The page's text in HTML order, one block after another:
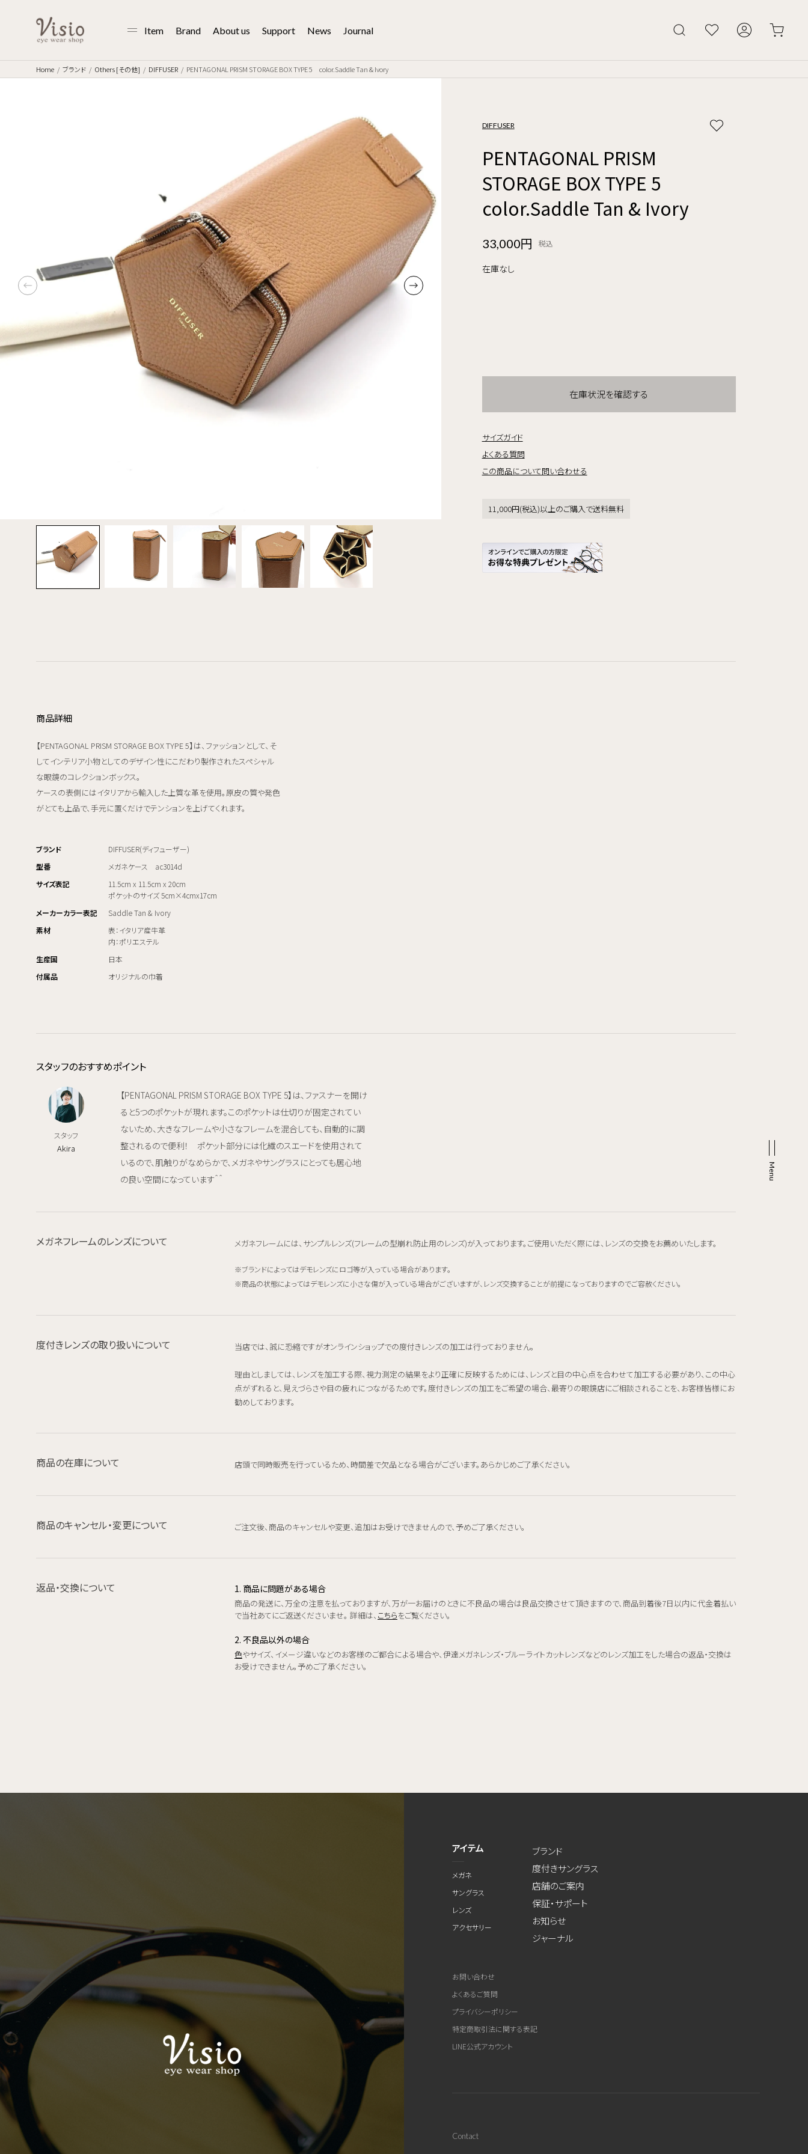
Item Brand About us Support News Journal
Home ブランド Others [その他] DIFFUSER PENTAGONAL PRISM STORAGE BOX TYPE 5 color.Saddle Tan & Ivory
DIFFUSER
PENTAGONAL PRISM
STORAGE BOX TYPE 5
color.Saddle Tan & Ivory
33,000円 税込
在庫なし
在庫状況を確認する
サイズガイド
よくある質問
この商品について問い合わせる
11,000円(税込)以上のご購入で送料無料
商品詳細
【PENTAGONAL PRISM STORAGE BOX TYPE 5】は、ファッションとして、そ
してインテリア小物としてのデザイン性にこだわり製作されたスペシャル
な眼鏡のコレクションボックス。
ケースの表側にはイタリアから輸入した上質な革を使用。原皮の質や発色
がとても上品で、手元に置くだけでテンションを上げてくれます。
ブランド
DIFFUSER(ディフューザー)
型番
メガネケース ac3014d
サイズ表記
11.5cm x 11.5cm x 20cm
ポケットのサイズ 5cm×4cmx17cm
メーカーカラー表記
Saddle Tan & Ivory
素材
表：イタリア産牛革
内：ポリエステル
生産国
日本
付属品
オリジナルの巾着
スタッフのおすすめポイント
スタッフ
Akira
【PENTAGONAL PRISM STORAGE BOX TYPE 5】は、ファスナーを開け
ると5つのポケットが現れます。このポケットは仕切りが固定されてい
ないため、大きなフレームや小さなフレームを混合しても、自動的に調
整されるので便利！ ポケット部分には化繊のスエードを使用されて
いるので、肌触りがなめらかで、メガネやサングラスにとっても居心地
の良い空間になっています＾＾
メガネフレームのレンズについて メガネフレームには、サンプルレンズ(フレームの型崩れ防止用のレンズ)が入っております。ご使用いただく際には、レンズの交換をお薦めいたします。
ブランドによってはデモレンズにロゴ等が入っている場合があります。
商品の状態によってはデモレンズに小さな傷が入っている場合がございますが、レンズ交換することが前提になっておりますのでご容赦ください。
度付きレンズの取り扱いについて 当店では、誠に恐縮ですがオンラインショップでの度付きレンズの加工は行っておりません。
理由としましては、レンズを加工する際、視力測定の結果をより正確に反映するためには、レンズと目の中心点を合わせて加工する必要があり、この中心
点がずれると、見えづらさや目の疲れにつながるためです。度付きレンズの加工をご希望の場合、最寄りの眼鏡店にご相談されることを、お客様皆様にお
勧めしております。
商品の在庫について 店頭で同時販売を行っているため、時間差で欠品となる場合がございます。あらかじめご了承ください。
商品のキャンセル・変更について ご注文後、商品のキャンセルや変更、追加はお受けできませんので、予めご了承ください。
返品・交換について 1. 商品に問題がある場合
商品の発送に、万全の注意を払っておりますが、万が一お届けのときに不良品の場合は良品交換させて頂きますので、商品到着後7日以内に代金着払い
で当社あてにご返送くださいませ。 詳細は、 こちらをご覧ください。
2. 不良品以外の場合
色やサイズ、イメージ違いなどのお客様のご都合による場合や、伊達メガネレンズ・ブルーライトカットレンズなどのレンズ加工をした場合の返品・交換は
お受けできません。予めご了承ください。
アイテム
メガネ
サングラス
レンズ
アクセサリー
ブランド
度付きサングラス
店舗のご案内
保証・サポート
お知らせ
ジャーナル
お問い合わせ
よくあるご質問
プライバシーポリシー
特定商取引法に関する表記
LINE公式アカウント
Contact